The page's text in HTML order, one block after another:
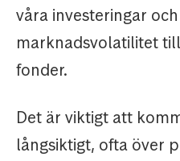
våra investeringar
marknadsvolatilitet
fonder.
Det är viktigt att
långsiktigt, ofta över